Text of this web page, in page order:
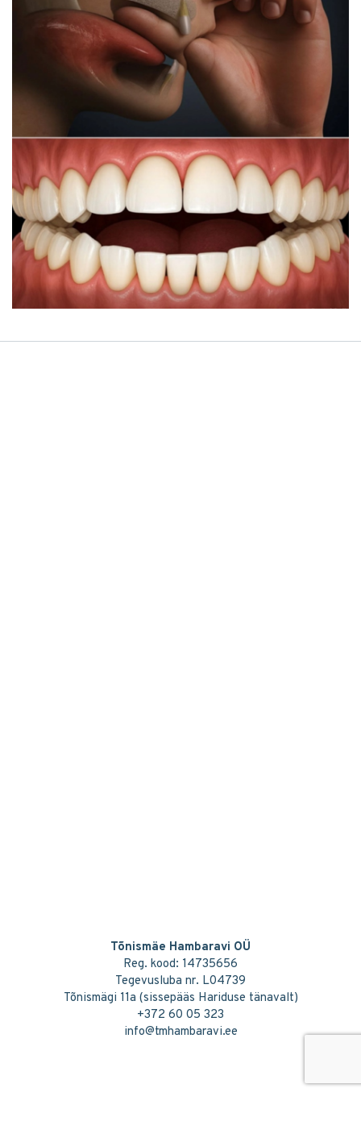
Tõnismäe Hambaravi OÜ
Reg. kood: 14735656
Tegevusluba nr. L04739
Tõnismägi 11a (sissepääs Hariduse tänavalt)
+372 60 05 323
info@tmhambaravi.ee